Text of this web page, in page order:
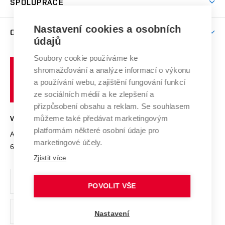
Brno
Celoživotní vzdělávání
E-přihláška
Závěrečné práce
Doktorské studium
Studium bez bariér
Podpora podnikání
Mezinárodní vědecká rada
Systém zajišťování kvality výzkumu
Výzkumné infrastruktury
Transfer znalostí
Open Science
Projekty
Projekty ze strukturálních fondů
Specifický výzkum
SPOLUPRÁCE
Zahraniční spolupráce
Spolupráce se školami
Služby univerzity
Mezinárodní dohody
Univerzitní sítě
O UNIVERZITĚ
Profil univerzity
Udržitelná univerzita
Podnikavá univerzita / ContriBUTe
Bezpečná univerzita
Vyznamenání
Organizační struktura
Ochrana osobních údajů
odkaz)
učení
technické
VYSOKÉ UČENÍ TECHNICKÉ V BRNĚ
Antonínská 548/1
602 00 Brno
www.vut.cz
vut@vutbr.cz
Nastavení cookies a osobních
údajů
Soubory cookie používáme ke
shromažďování a analýze informací o výkonu
a používání webu, zajištění fungování funkcí
ze sociálních médií a ke zlepšení a
přizpůsobení obsahu a reklam. Se souhlasem
můžeme také předávat marketingovým
platformám některé osobní údaje pro
marketingové účely.
Zjistit více
POVOLIT VŠE
Nastavení